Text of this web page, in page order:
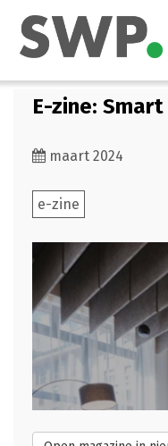
E-zine:
maart 2024
e-zine